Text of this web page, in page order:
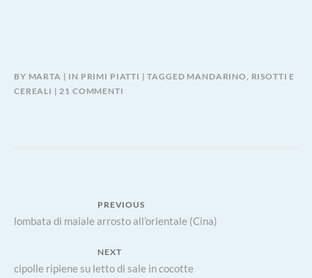
BY MARTA IN PRIMI PIATTI TAGGED MANDARINO
RISOTTI E
CEREALI
21 COMMENTI
MANDARINO
Navigazione
articoli
PREVIOUS
Previous
lombata di maiale arrosto all’orientale (Cina)
NEXT
Next
cipolle ripiene su letto di sale in cocotte